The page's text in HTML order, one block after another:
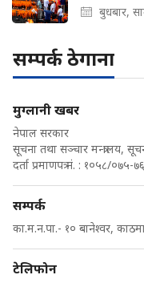
बुधबार,
सम्पर्क ठेगाना
मुग्लानी खबर
नेपाल सरकार
सूचना तथा सञ्चार मन्त्रालय,
दर्ता प्रमाणपत्र नं. : १०५८/०७५-७६
सम्पर्क
का.म.न.पा.- १० बानेश्वर,
टेलिफोन